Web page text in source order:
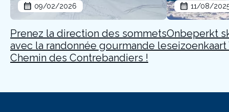
09/02/2026
Prenez la direction des sommets
avec la randonnée gourmande le
Chemin des Contrebandiers !
11/08/
Onbeperkt